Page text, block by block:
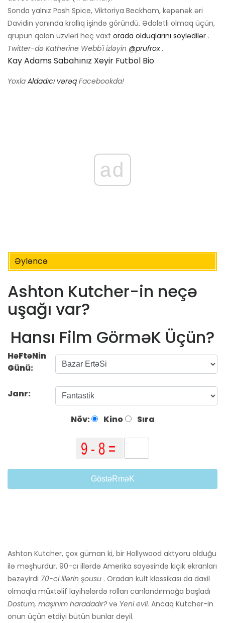
Sonda yalnız Posh Spice, Viktoriya Beckham, kəpənək əri
Davidin yanında krallıq işində göründü. Ədalətli olmaq üçün,
qrupun qalan üzvləri heç vaxt orada olduqlarını söylədilər .
Twitter-də Katherine Webb'i izləyin @prufrox .
Kay Adams Sabahınız Xeyir Futbol Bio
Yoxla Aldadıcı vərəq Facebookda!
ad
Əyləncə
Ashton Kutcher-in neçə
uşağı var?
Hansı Film GörməK Üçün?
HəFtəNin
Günü:
Janr:
Növ: Kino Sıra
GöstəRməK
Ashton Kutcher, çox güman ki, bir Hollywood aktyoru olduğu
ilə məşhurdur. 90-cı illərdə Amerika sayəsində kiçik ekranları
bəzəyirdi 70-ci illərin şousu . Oradan kült klassikası da daxil
olmaqla müxtəlif layihələrdə rolları canlandırmağa başladı
Dostum, maşınım haradadır?və Yeni evli. Ancaq Kutcher-in
onun üçün etdiyi bütün bunlar deyil.